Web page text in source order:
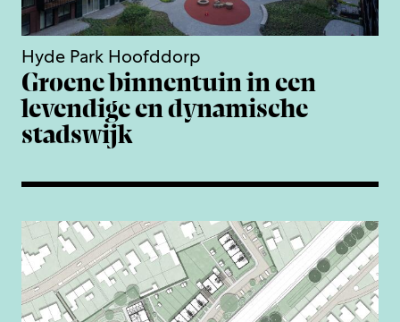
Hyde Park Hoofddorp
Groene binnentuin in een
levendige en dynamische
stadswijk